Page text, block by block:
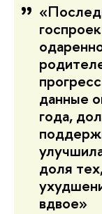
данные
года,
доля
вдвое»